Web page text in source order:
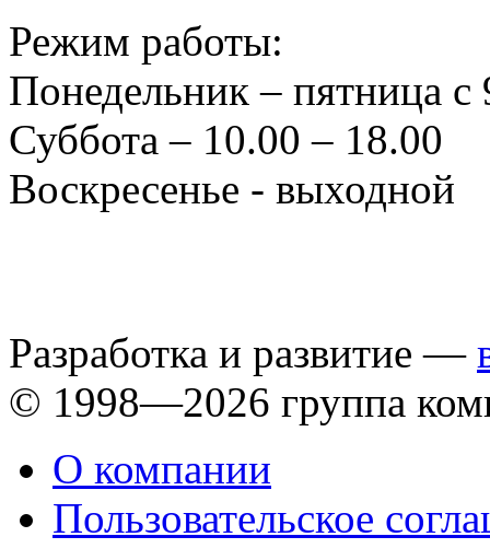
Режим работы:
Понедельник – пятница с
Суббота – 10.00 – 18.00
Воскресенье - выходной
Разработка и развитие —
© 1998—2026 группа
О компании
Пользовательское